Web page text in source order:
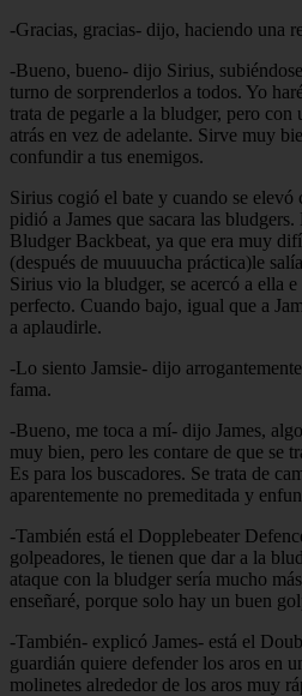
-Gracias, gracias- dijo, haciendo una
-Bueno, bueno- dijo Sirius,
turno de sorprenderlos a todos. Yo
trata de pegarle a la bludger, pero con
atrás en vez de adelante. Sirve muy
confundir a tus enemigos.
Sirius cogió el bate y cuando se elevó
pidió a James que sacara las
Bludger Backbeat, ya que era muy
(después de muuuucha práctica)le
Sirius vio la bludger, se acercó a ella
perfecto. Cuando bajo, igual que a
a aplaudirle.
-Lo siento Jamsie- dijo
fama.
-Bueno, me toca a mí- dijo James,
muy bien, pero les contare de que se
Es para los buscadores. Se trata de
aparentemente no premeditada y
-También está el Dopplebeater
golpeadores, le tienen que dar a la
ataque con la bludger sería mucho
enseñaré, porque solo hay un buen
-También- explicó James- está el
guardián quiere defender los aros en
molinetes alrededor de los aros muy